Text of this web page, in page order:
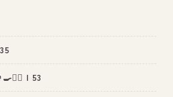
ース| 53